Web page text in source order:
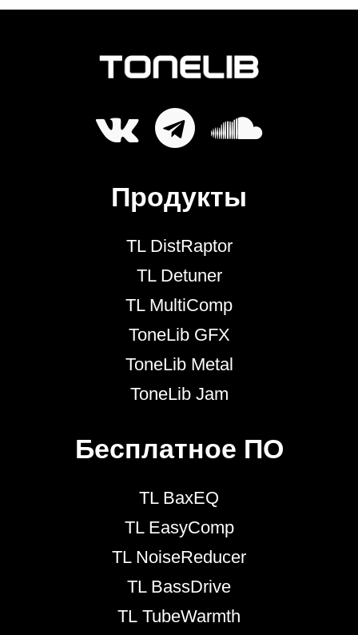
Продукты
TL DistRaptor
TL Detuner
TL MultiComp
ToneLib GFX
ToneLib Metal
ToneLib Jam
Бесплатное ПО
TL BaxEQ
TL EasyComp
TL NoiseReducer
TL BassDrive
TL TubeWarmth